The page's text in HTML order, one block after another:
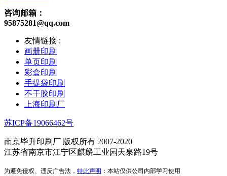
咨询邮箱：
95875281@qq.com
友情链接 :
画册印刷
单页印刷
彩盒印刷
手提袋印刷
不干胶印刷
上海印刷厂
苏ICP备19066462号
南京毕升印刷厂 版权所有 2007-2020
江苏省南京市江宁区麒麟工业园天泉路19号
为避免侵权、违反广告法， 特此声明 ：本站仅供公司内部学习使用